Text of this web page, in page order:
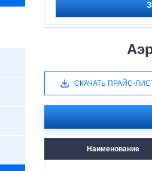
СКАЧАТЬ ПРАЙС-
Наименование